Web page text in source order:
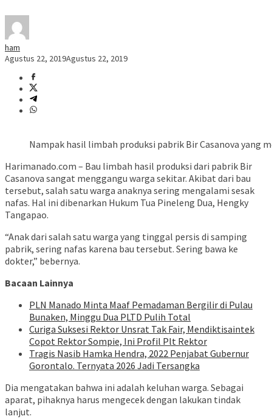
ham
Agustus 22, 2019Agustus 22, 2019
Nampak hasil limbah produksi pabrik Bir Casanova yang
Harimanado.com – Bau limbah hasil produksi dari pabrik Bir
Casanova sangat menggangu warga sekitar. Akibat dari bau
tersebut, salah satu warga anaknya sering mengalami sesak
nafas. Hal ini dibenarkan Hukum Tua Pineleng Dua, Hengky
Tangapao.
“Anak dari salah satu warga yang tinggal persis di samping
pabrik, sering nafas karena bau tersebut. Sering bawa ke
dokter,” bebernya.
Bacaan Lainnya
PLN Manado Minta Maaf Pemadaman Bergilir di Pulau
Bunaken, Minggu Dua PLTD Pulih Total
Curiga Suksesi Rektor Unsrat Tak Fair, Mendiktisaintek
Copot Rektor Sompie, Ini Profil Plt Rektor
Tragis Nasib Hamka Hendra, 2022 Penjabat Gubernur
Gorontalo. Ternyata 2026 Jadi Tersangka
Dia mengatakan bahwa ini adalah keluhan warga. Sebagai
aparat, pihaknya harus mengecek dengan lakukan tindak
lanjut.